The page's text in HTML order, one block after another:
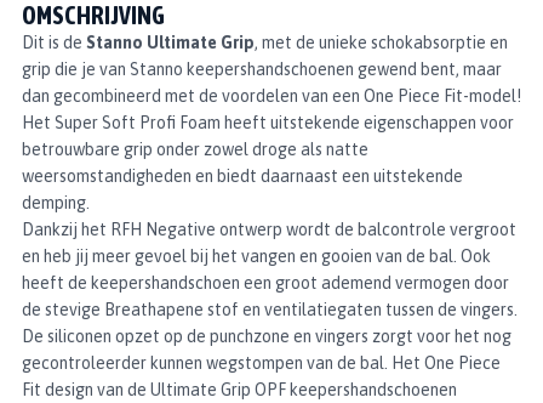
OMSCHRIJVING
Dit is de Stanno Ultimate Grip, met de unieke schokabsorptie en
grip die je van Stanno keepershandschoenen gewend bent, maar
dan gecombineerd met de voordelen van een One Piece Fit-model!
Het Super Soft Profi Foam heeft uitstekende eigenschappen voor
betrouwbare grip onder zowel droge als natte
weersomstandigheden en biedt daarnaast een uitstekende
demping.
Dankzij het RFH Negative ontwerp wordt de balcontrole vergroot
en heb jij meer gevoel bij het vangen en gooien van de bal. Ook
heeft de keepershandschoen een groot ademend vermogen door
de stevige Breathapene stof en ventilatiegaten tussen de vingers.
De siliconen opzet op de punchzone en vingers zorgt voor het nog
gecontroleerder kunnen wegstompen van de bal. Het One Piece
Fit design van de Ultimate Grip OPF keepershandschoenen